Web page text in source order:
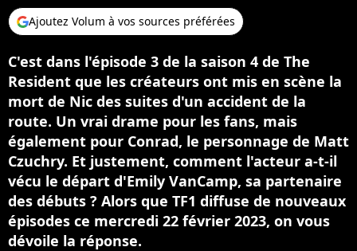
Ajoutez Volum à vos sources préférées
C'est dans l'épisode 3 de la saison 4 de The
Resident que les créateurs ont mis en scène la
mort de Nic des suites d'un accident de la
route. Un vrai drame pour les fans, mais
également pour Conrad, le personnage de Matt
Czuchry. Et justement, comment l'acteur a-t-il
vécu le départ d'Emily VanCamp, sa partenaire
des débuts ? Alors que TF1 diffuse de nouveaux
épisodes ce mercredi 22 février 2023, on vous
dévoile la réponse.